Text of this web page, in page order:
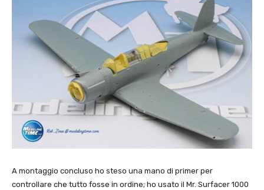
A montaggio concluso ho steso una mano di primer per
controllare che tutto fosse in ordine; ho usato il Mr. Surfacer 1000